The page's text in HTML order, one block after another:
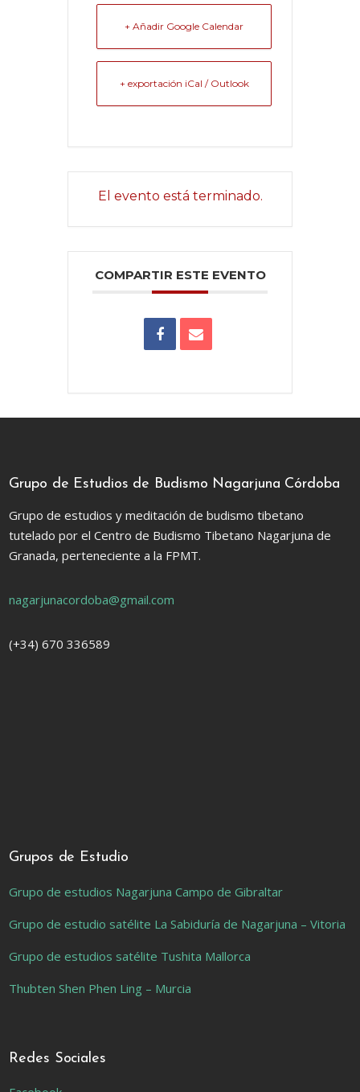
+ Añadir Google Calendar
+ exportación iCal / Outlook
El evento está terminado.
COMPARTIR ESTE EVENTO
Grupo de Estudios de Budismo Nagarjuna Córdoba
Grupo de estudios y meditación de budismo tibetano
tutelado por el Centro de Budismo Tibetano Nagarjuna de
Granada, perteneciente a la FPMT.
nagarjunacordoba@gmail.com
(+34) 670 336589
Grupos de Estudio
Grupo de estudios Nagarjuna Campo de Gibraltar
Grupo de estudio satélite La Sabiduría de Nagarjuna – Vitoria
Grupo de estudios satélite Tushita Mallorca
Thubten Shen Phen Ling – Murcia
Redes Sociales